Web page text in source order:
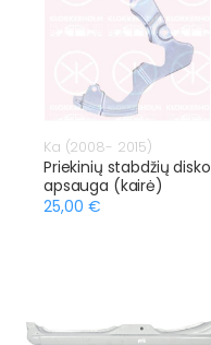
Ka (2008- 2015)
Priekinių stabdžių disko
apsauga (kairė)
25,00 €